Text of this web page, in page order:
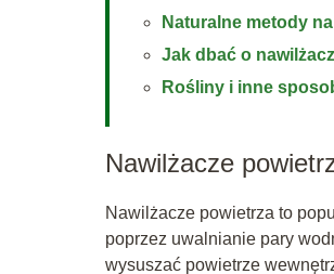
Naturalne metody
Jak dbać o
Rośliny i inne
Nawilżacze
Nawilżacze powietrza to
poprzez uwalnianie pary
wysuszać powietrze